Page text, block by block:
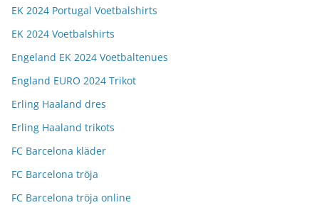
EK 2024 Portugal Voetbalshirts
EK 2024 Voetbalshirts
Engeland EK 2024 Voetbaltenues
England EURO 2024 Trikot
Erling Haaland dres
Erling Haaland trikots
FC Barcelona kläder
FC Barcelona tröja
FC Barcelona tröja online